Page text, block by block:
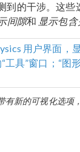
到的干涉。这些
间隙和 显示包
有新的可视化选项